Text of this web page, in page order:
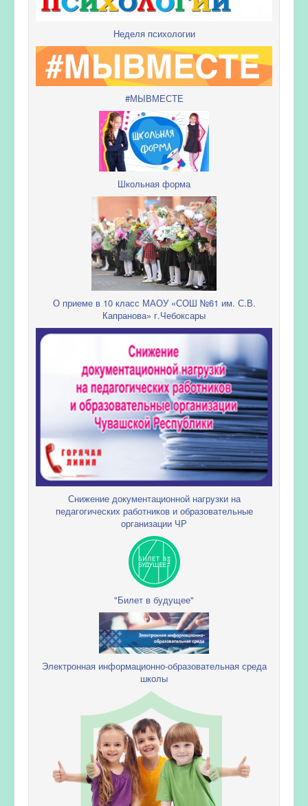
Неделя психологии
#МЫВМЕСТЕ
Школьная форма
О приеме в 10 класс МАОУ «СОШ №61 им. С.В.
Капранова» г.Чебоксары
Снижение документационной нагрузки на
педагогических работников и образовательные
организации ЧР
"Билет в будущее"
Электронная информационно-образовательная среда
школы